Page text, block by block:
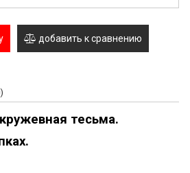
добавить к сравнению
тесьма.